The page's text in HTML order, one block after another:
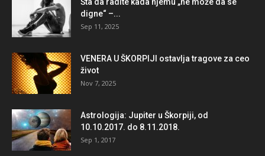
digne“ –...
Sep 11, 2025
VENERA U ŠKORPIJI ostavlja tragove za ceo
život
Nov 7, 2025
Astrologija: Jupiter u Škorpiji, od
10.10.2017. do 8.11.2018.
Sep 1, 2017